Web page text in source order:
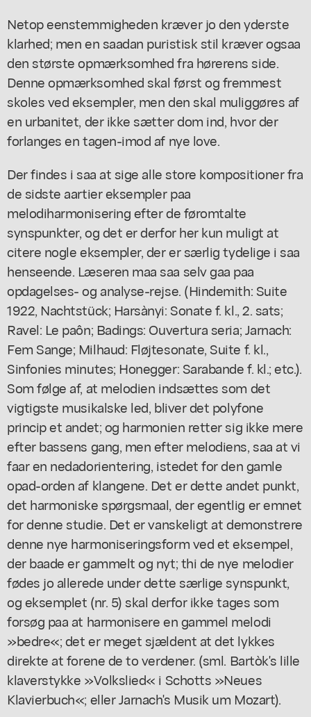
Netop eenstemmigheden kræver jo den yderste
klarhed; men en saadan puristisk stil kræver ogsaa
den største opmærksomhed fra hørerens side.
Denne opmærksomhed skal først og fremmest
skoles ved eksempler, men den skal muliggøres af
en urbanitet, der ikke sætter dom ind, hvor der
forlanges en tagen-imod af nye love.
Der findes i saa at sige alle store kompositioner fra
de sidste aartier eksempler paa
melodiharmonisering efter de føromtalte
synspunkter, og det er derfor her kun muligt at
citere nogle eksempler, der er særlig tydelige i saa
henseende. Læseren maa saa selv gaa paa
opdagelses- og analyse-rejse. (Hindemith: Suite
1922, Nachtstück; Harsànyi: Sonate f. kl., 2. sats;
Ravel: Le paôn; Badings: Ouvertura seria; Jarnach:
Fem Sange; Milhaud: Fløjtesonate, Suite f. kl.,
Sinfonies minutes; Honegger: Sarabande f. kl.; etc.).
Som følge af, at melodien indsættes som det
vigtigste musikalske led, bliver det polyfone
princip et andet; og harmonien retter sig ikke mere
efter bassens gang, men efter melodiens, saa at vi
faar en nedadorientering, istedet for den gamle
opad-orden af klangene. Det er dette andet punkt,
det harmoniske spørgsmaal, der egentlig er emnet
for denne studie. Det er vanskeligt at demonstrere
denne nye harmoniseringsform ved et eksempel,
der baade er gammelt og nyt; thi de nye melodier
fødes jo allerede under dette særlige synspunkt,
og eksemplet (nr. 5) skal derfor ikke tages som
forsøg paa at harmonisere en gammel melodi
»bedre«; det er meget sjældent at det lykkes
direkte at forene de to verdener. (sml. Bartòk's lille
klaverstykke »Volkslied« i Schotts »Neues
Klavierbuch«; eller Jarnach's Musik um Mozart).